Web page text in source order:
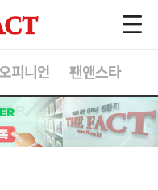
피니언 팬앤스타